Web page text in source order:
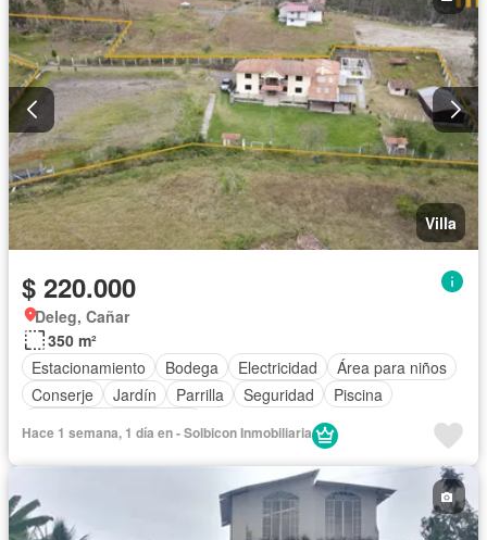
Villa
$ 220.000
Deleg, Cañar
350 m²
Estacionamiento
Bodega Electricidad
Área para niños
Conserje
Jardín Parrilla Seguridad
Piscina
Hace 1 semana, 1 día en - Solbicon Inmobiliaria